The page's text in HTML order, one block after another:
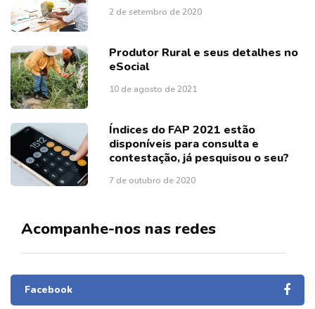
2 de setembro de 2020
Produtor Rural e seus detalhes no
eSocial
10 de agosto de 2021
Índices do FAP 2021 estão
disponíveis para consulta e
contestação, já pesquisou o seu?
7 de outubro de 2020
Acompanhe-nos nas redes
Facebook